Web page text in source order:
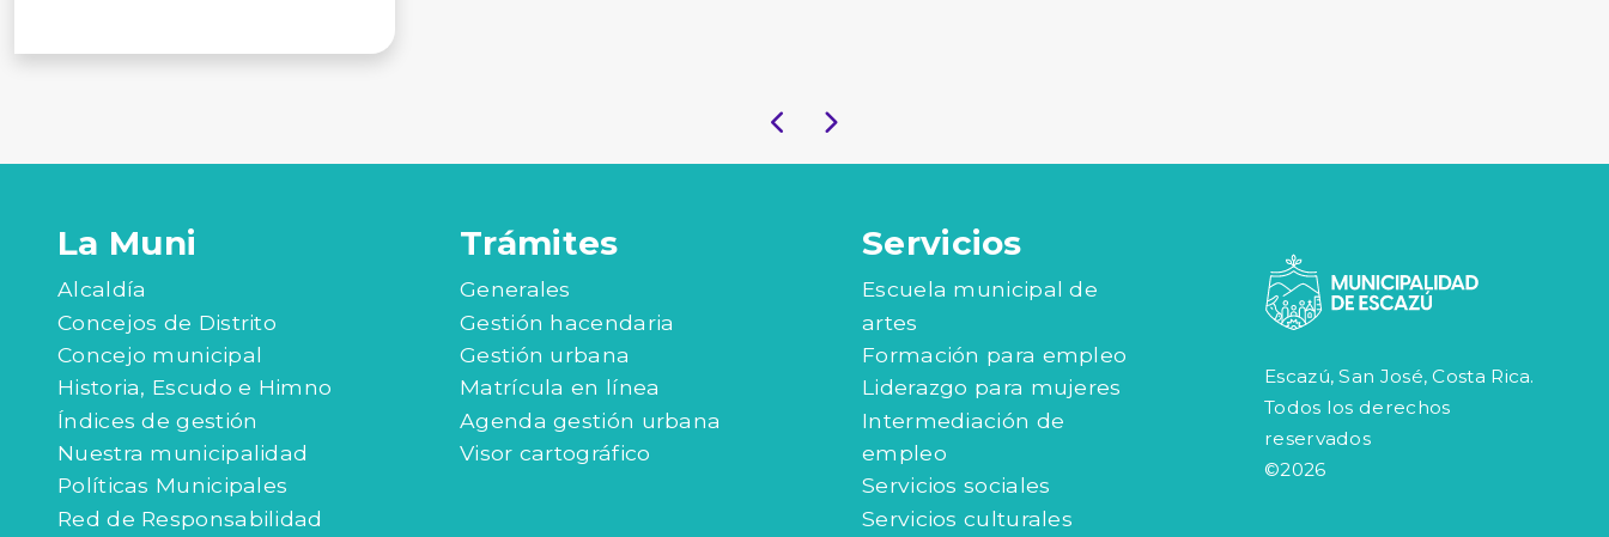
La Muni
Alcaldía
Concejos de Distrito
Concejo municipal
Historia, Escudo e Himno
Índices de gestión
Nuestra municipalidad
Políticas Municipales
Red de Responsabilidad
Trámites
Generales
Gestión hacendaria
Gestión urbana
Matrícula en línea
Agenda gestión urbana
Visor cartográfico
Servicios
Escuela municipal de
artes
Formación para empleo
Liderazgo para mujeres
Intermediación de
empleo
Servicios sociales
Servicios culturales
Escazú, San José, Costa Rica.
Todos los derechos
reservados
©2026